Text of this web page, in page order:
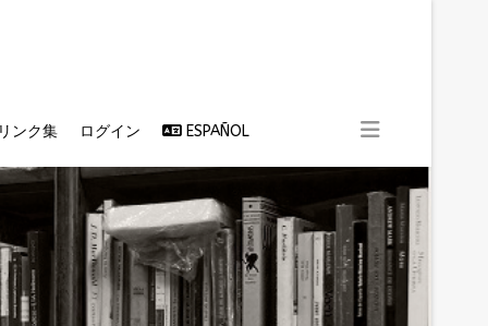
ンク集 ログイン ESPAÑOL